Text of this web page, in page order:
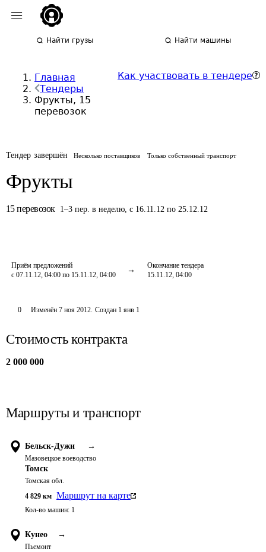
Найти грузы Найти машины
Главная
Тендеры
Фрукты, 15
перевозок
Как участвовать в тендере
Тендер завершён Несколько поставщиков Только собственный транспорт
Фрукты
15 перевозок 1–3 пер. в неделю, с 16.11.12 по 25.12.12
Приём предложений
с 07.11.12, 04:00 по 15.11.12, 04:00
Окончание тендера
15.11.12, 04:00
0 Изменён 7 ноя 2012. Создан 1 янв 1
Стоимость контракта
2 000 000
Маршруты и транспорт
Бельск-Дужи →
Мазовецкое воеводство
Томск
Томская обл.
4 829 км Маршрут на карте
Кол-во машин: 1
Кунео →
Пьемонт